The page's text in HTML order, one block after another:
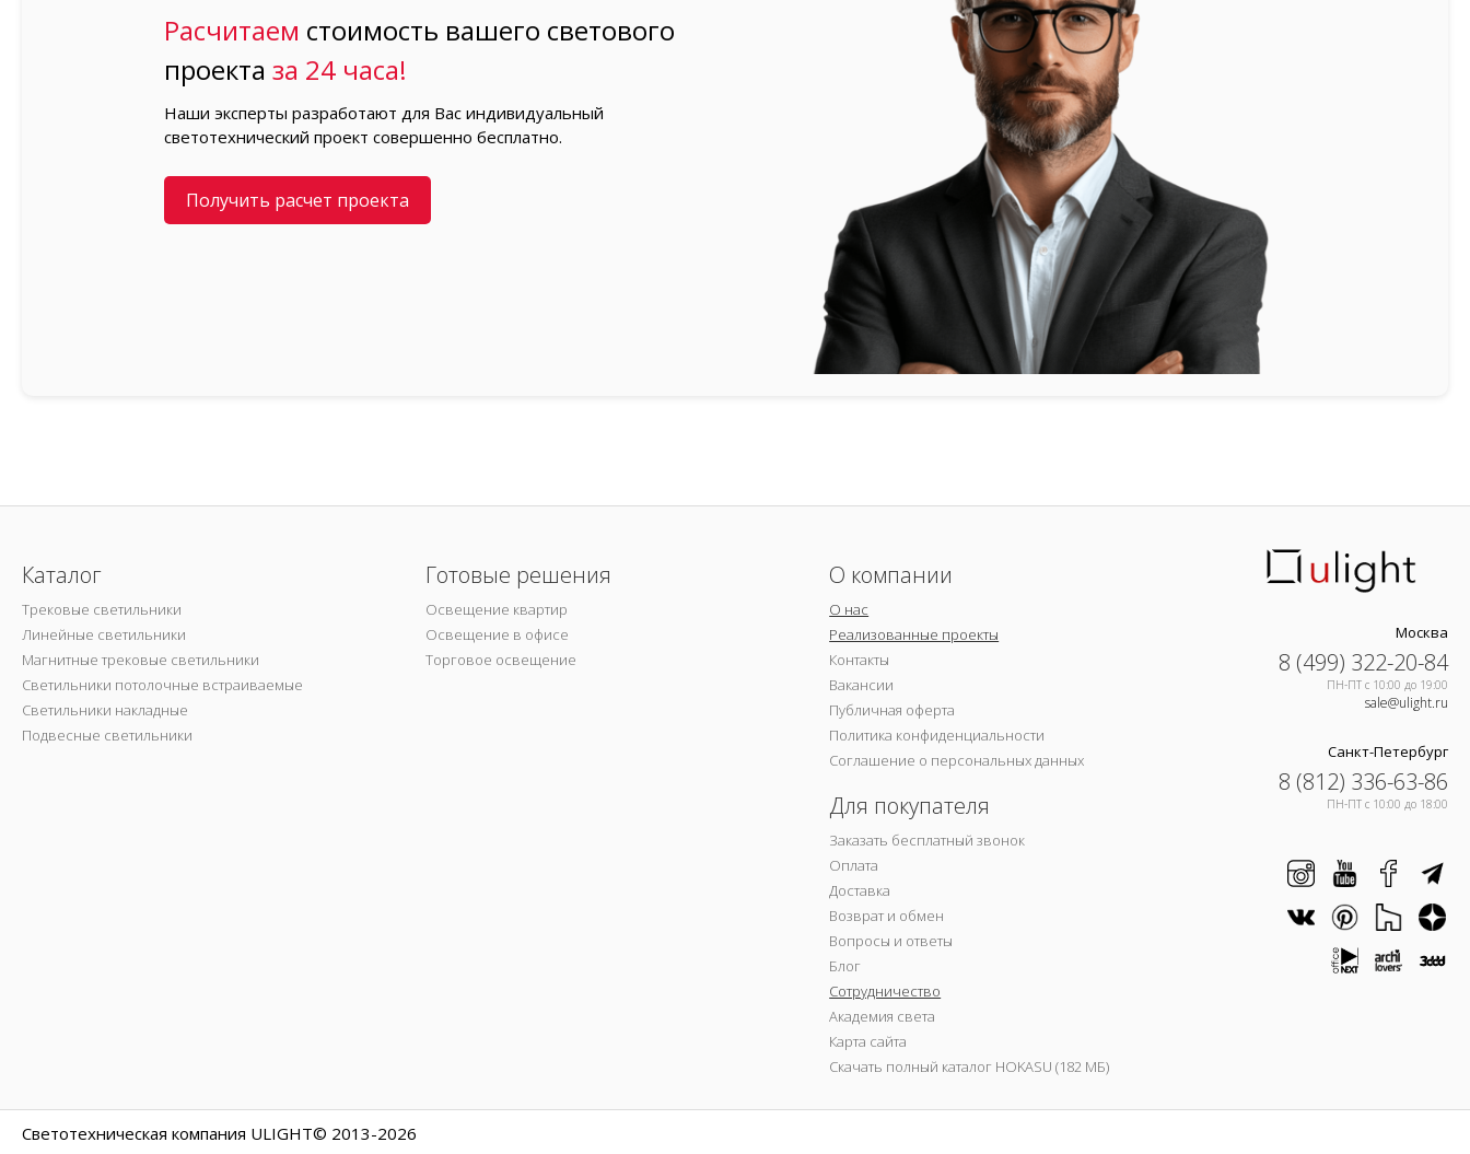
Расчитаем стоимость вашего светового
проектаза 24 часа!
Наши эксперты разработают для Вас индивидуальный
светотехнический проект совершенно бесплатно.
Получить расчет проекта
Каталог
Трековые светильники
Линейные светильники
Магнитные трековые светильники
Светильники потолочные встраиваемые
Светильники накладные
Подвесные светильники
Готовые решения
Освещение квартир
Освещение в офисе
Торговое освещение
О компании
О нас
Реализованные проекты
Контакты
Вакансии
Публичная оферта
Политика конфиденциальности
Соглашение о персональных данных
Для покупателя
Заказать бесплатный звонок
Оплата
Доставка
Возврат и обмен
Вопросы и ответы
Блог
Сотрудничество
Академия света
Карта сайта
Скачать полный каталог HOKASU (182 МБ)
Москва
8 (499) 322-20-84
ПН-ПТ c 10:00 до 19:00
sale@ulight.ru
Санкт-Петербург
8 (812) 336-63-86
ПН-ПТ c 10:00 до 18:00
Светотехническая компания ULIGHT© 2013-2026